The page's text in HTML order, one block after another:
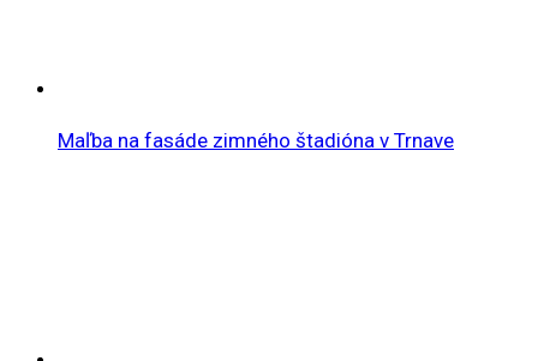
Maľba na fasáde zimného štadióna v Trnave